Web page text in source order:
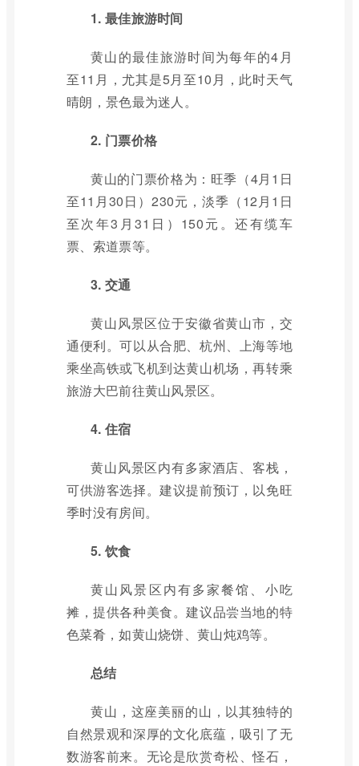
1. 最佳旅游时间
黄山的最佳旅游时间为每年的4月
至11月，尤其是5月至10月，此时天气
晴朗，景色最为迷人。
2. 门票价格
黄山的门票价格为：旺季（4月1日
至11月30日）230元，淡季（12月1日
至次年3月31日）150元。还有缆车
票、索道票等。
3. 交通
黄山风景区位于安徽省黄山市，交
通便利。可以从合肥、杭州、上海等地
乘坐高铁或飞机到达黄山机场，再转乘
旅游大巴前往黄山风景区。
4. 住宿
黄山风景区内有多家酒店、客栈，
可供游客选择。建议提前预订，以免旺
季时没有房间。
5. 饮食
黄山风景区内有多家餐馆、小吃
摊，提供各种美食。建议品尝当地的特
色菜肴，如黄山烧饼、黄山炖鸡等。
总结
黄山，这座美丽的山，以其独特的
自然景观和深厚的文化底蕴，吸引了无
数游客前来。无论是欣赏奇松、怪石，